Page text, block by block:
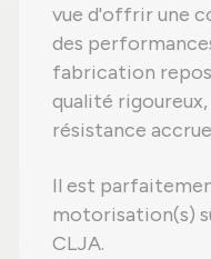
vue d'offrir une
des
fabrication
qualité
résistance
Il est
motorisation(s)
CLJA.